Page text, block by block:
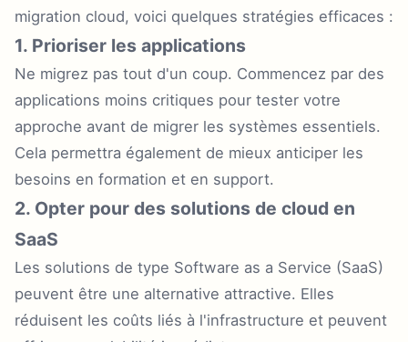
migration cloud, voici quelques stratégies efficaces :
1. Prioriser les applications
Ne migrez pas tout d'un coup. Commencez par des
applications moins critiques pour tester votre
approche avant de migrer les systèmes essentiels.
Cela permettra également de mieux anticiper les
besoins en formation et en support.
2. Opter pour des solutions de cloud en
SaaS
Les solutions de type Software as a Service (SaaS)
peuvent être une alternative attractive. Elles
réduisent les coûts liés à l'infrastructure et peuvent